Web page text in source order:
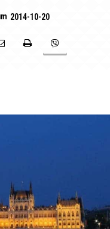
2014-10-20